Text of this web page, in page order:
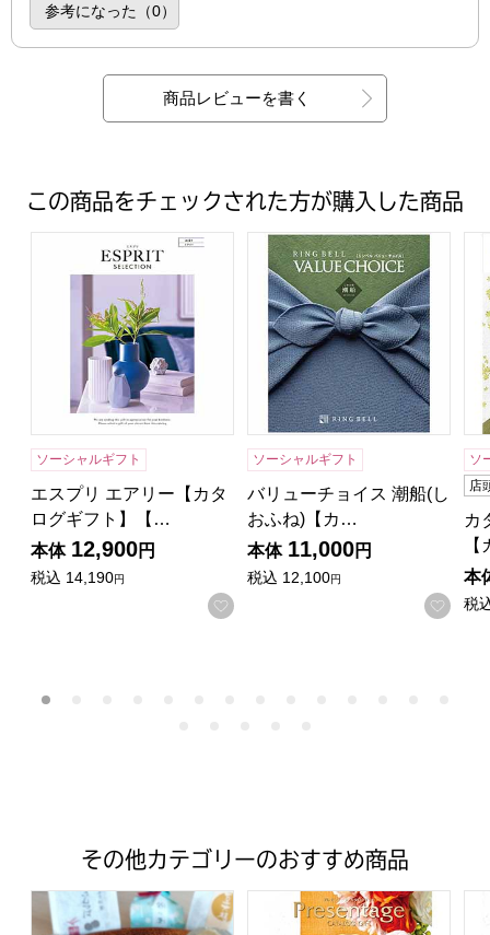
参考になった（0）
商品レビューを書く
この商品をチェックされた方が購入した商品
エスプリ エアリー【カタログギフト】【年間ギフト】
ソーシャルギフト
エスプリ エアリー【カタ
ログギフト】【…
本体 12,900円
税込 14,190円
お気に入りに登録する
バリューチョイス 潮船(しお
ソーシャルギフト
バリューチョイス 潮船(し
おふね)【カ…
本体 11,000円
税込 12,100円
お気
ソ
店
カ
本
税
その他カテゴリーのおすすめ商品
中津川和菓子店 松葉 おすすめ3種の詰合せ 15個入り【CB
プレゼンテージ ノクターン